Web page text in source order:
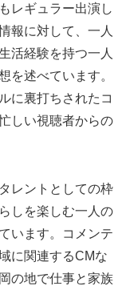
レギュラー出演し
報に対して、一人
活経験を持つ一人
を述べています。
に裏打ちされたコ
しい視聴者からの
レントとしての枠
しを楽しむ一人の
います。コメンテ
に関連するCMな
の地で仕事と家族